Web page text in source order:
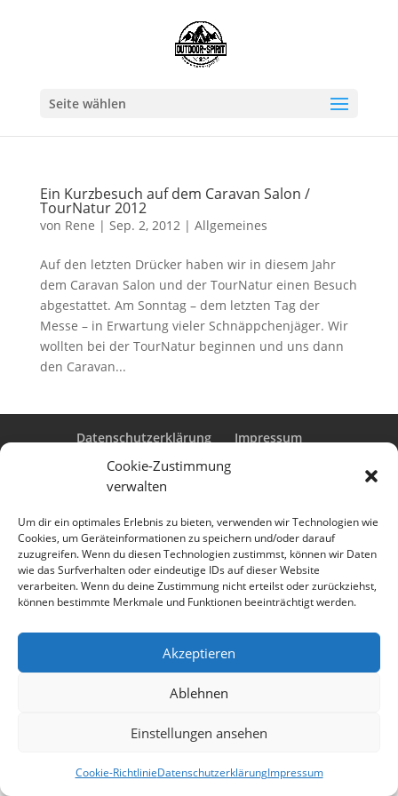
Cookie-Zustimmung
verwalten
Um dir ein optimales Erlebnis zu bieten, verwenden wir Technologien wie
Cookies, um Geräteinformationen zu speichern und/oder darauf
zuzugreifen. Wenn du diesen Technologien zustimmst, können wir Daten
wie das Surfverhalten oder eindeutige IDs auf dieser Website
verarbeiten. Wenn du deine Zustimmung nicht erteilst oder zurückziehst,
können bestimmte Merkmale und Funktionen beeinträchtigt werden.
Akzeptieren
Ablehnen
Einstellungen ansehen
Cookie-RichtlinieDatenschutzerklärungImpressum
Seite wählen
Ein Kurzbesuch auf dem Caravan Salon /
TourNatur 2012
von Rene | Sep. 2, 2012| Allgemeines
Auf den letzten Drücker haben wir in diesem Jahr
dem Caravan Salon und der TourNatur einen Besuch
abgestattet. Am Sonntag – dem letzten Tag der
Messe – in Erwartung vieler Schnäppchenjäger. Wir
wollten bei der TourNatur beginnen und uns dann
den Caravan...
Datenschutzerklärung
Impressum
Cookie-Richtlinie (EU)
Designed byElegant Themes| Powered by
WordPress